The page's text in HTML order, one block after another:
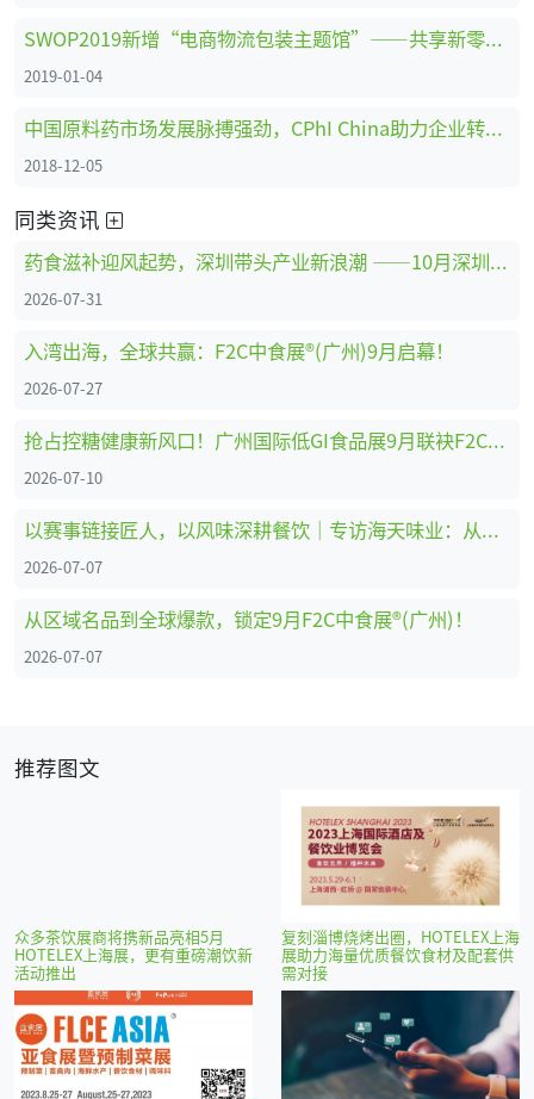
SWOP2019新增“电商物流包装主题馆”——共享新零售时代商机
2019-01-04
中国原料药市场发展脉搏强劲，CPhI China助力企业转型创新、全面升级 ！
2018-12-05
同类资讯
药食滋补迎风起势，深圳带头产业新浪潮 ——10月深圳HNC健康营养展药食滋补展区亮点抢先看
2026-07-31
入湾出海，全球共赢：F2C中食展®(广州)9月启幕！
2026-07-27
抢占控糖健康新风口！广州国际低GI食品展9月联袂F2C中食展®(广州)重磅启幕
2026-07-10
以赛事链接匠人，以风味深耕餐饮｜专访海天味业：从调味供应商到中餐行业共建者
2026-07-07
从区域名品到全球爆款，锁定9月F2C中食展®(广州)！
2026-07-07
推荐图文
众多茶饮展商将携新品亮相5月
HOTELEX上海展，更有重磅潮饮新
活动推出
复刻淄博烧烤出圈，HOTELEX上海
展助力海量优质餐饮食材及配套供
需对接